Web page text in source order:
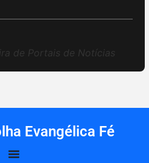
de Portais de Notícias
Evangélica Fé